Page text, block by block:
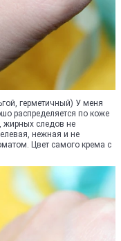
герметичный) У меня
распределяется по коже
жирных следов не
нежная и не
Цвет самого крема с